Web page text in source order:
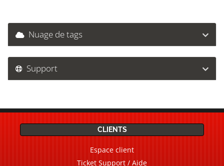
Nuage de tags
Support
CLIENTS
Espace client
Ticket Support / Aide